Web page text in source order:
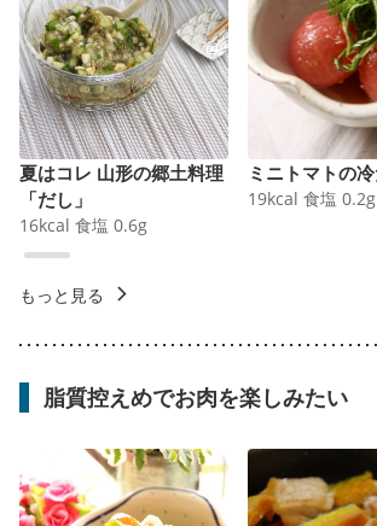
夏はコレ 山形の郷土料理
「だし」
16kcal 食塩 0.6g
ミニトマトの
19kcal 食塩 0.2g
もっと見る
脂質控えめでお肉を楽しみたい